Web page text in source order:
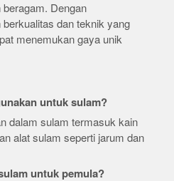
Dengan
dan teknik yang
menemukan gaya unik
untuk sulam?
dalam sulam termasuk kain
alat sulam seperti jarum dan
untuk pemula?